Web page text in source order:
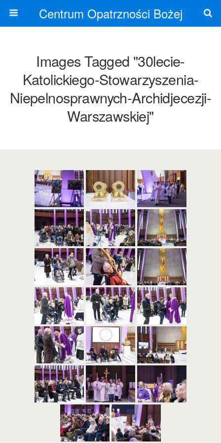
Centrum Opatrzności Bożej
Images Tagged "30lecie-
Katolickiego-Stowarzyszenia-
Niepelnosprawnych-Archidjecezji-
Warszawskiej"